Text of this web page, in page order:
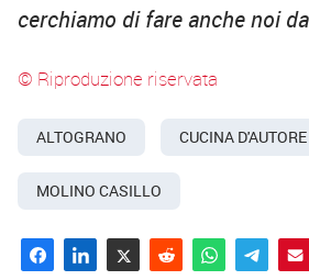
cerchiamo di fare anche noi
© Riproduzione riservata
ALTOGRANO CUCINA D'AUTORE
MOLINO CASILLO